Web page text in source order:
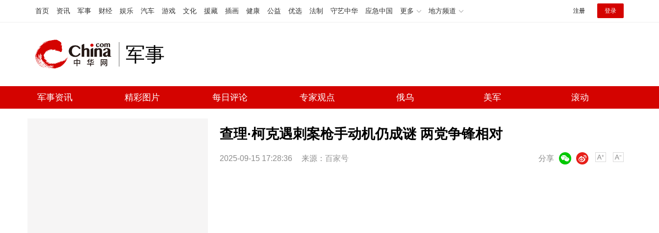
首页 资讯 军事 财经 娱乐 汽车 游戏 文化 援藏 插画 健康 公益 优选 法制 守艺中华 应急中国 更多 地方频道 注册 登录
军事
军事资讯 精彩图片 每日评论 专家观点 俄乌 美军 滚动
查理·柯克遇刺案枪手动机仍成谜 两党争锋相对
2025-09-15 17:28:36 来源： 百家号 分享
微博